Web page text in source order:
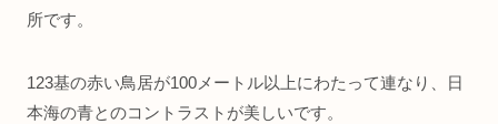
所です。
123基の赤い鳥居が100メートル以上にわたって連なり、日
本海の青とのコントラストが美しいです。